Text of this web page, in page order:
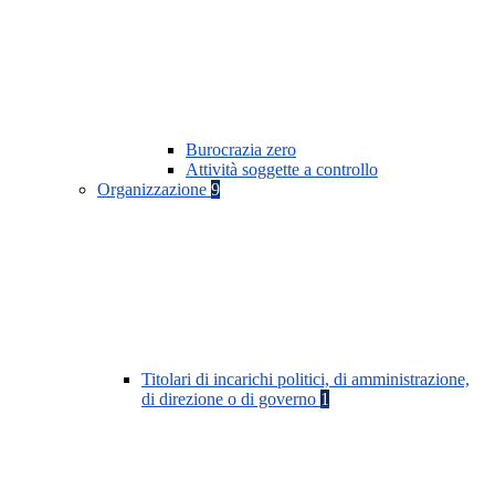
Burocrazia zero
Attività soggette a controllo
Organizzazione 9
Titolari di incarichi politici, di amministrazione,
di direzione o di governo 1